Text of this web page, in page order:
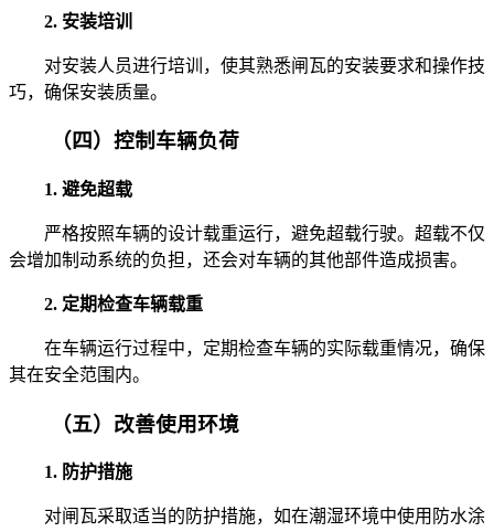
2. 安装培训
对安装人员进行培训，使其熟悉闸瓦的安装要求和操作技
巧，确保安装质量。
（四）控制车辆负荷
1. 避免超载
严格按照车辆的设计载重运行，避免超载行驶。超载不仅
会增加制动系统的负担，还会对车辆的其他部件造成损害。
2. 定期检查车辆载重
在车辆运行过程中，定期检查车辆的实际载重情况，确保
其在安全范围内。
（五）改善使用环境
1. 防护措施
对闸瓦采取适当的防护措施，如在潮湿环境中使用防水涂